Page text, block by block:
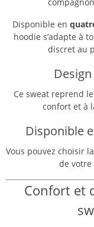
Disponible en
hoodie s’adapte à
discret au
Ce sweat reprend
confort et à
Disponible
Vous pouvez choisir
de votre
Confort et